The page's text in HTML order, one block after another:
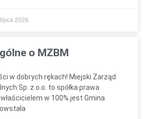
2026
o MZBM
w dobrych rękach! Miejski Zarząd
Sp. z o.o. to spółka prawa
w 100% jest Gmina